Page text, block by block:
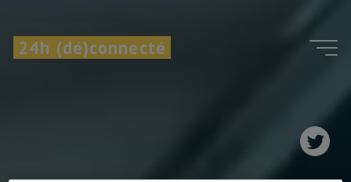
24h (dé)connecté